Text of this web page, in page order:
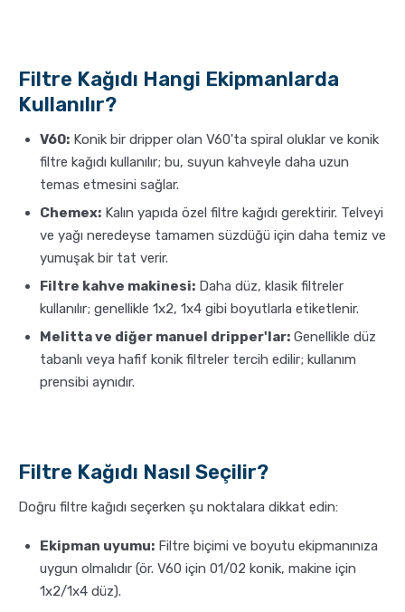
Filtre Kağıdı Hangi Ekipmanlarda
Kullanılır?
V60: Konik bir dripper olan V60'ta spiral oluklar ve konik
filtre kağıdı kullanılır; bu, suyun kahveyle daha uzun
temas etmesini sağlar.
Chemex: Kalın yapıda özel filtre kağıdı gerektirir. Telveyi
ve yağı neredeyse tamamen süzdüğü için daha temiz ve
yumuşak bir tat verir.
Filtre kahve makinesi: Daha düz, klasik filtreler
kullanılır; genellikle 1x2, 1x4 gibi boyutlarla etiketlenir.
Melitta ve diğer manuel dripper'lar: Genellikle düz
tabanlı veya hafif konik filtreler tercih edilir; kullanım
prensibi aynıdır.
Filtre Kağıdı Nasıl Seçilir?
Doğru filtre kağıdı seçerken şu noktalara dikkat edin:
Ekipman uyumu: Filtre biçimi ve boyutu ekipmanınıza
uygun olmalıdır (ör. V60 için 01/02 konik, makine için
1x2/1x4 düz).